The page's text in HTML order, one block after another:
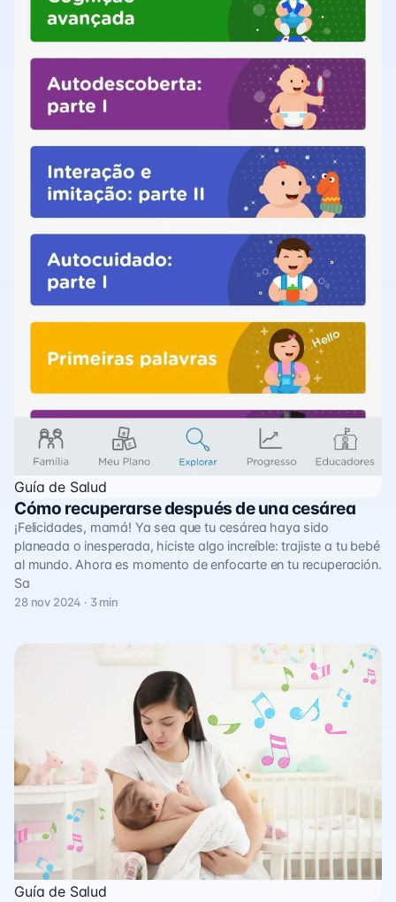
Guía de Salud
Cómo recuperarse después de una cesárea
¡Felicidades, mamá! Ya sea que tu cesárea haya sido
planeada o inesperada, hiciste algo increíble: trajiste a tu bebé
al mundo. Ahora es momento de enfocarte en tu recuperación.
Sa
28 nov 2024 · 3 min
Guía de Salud